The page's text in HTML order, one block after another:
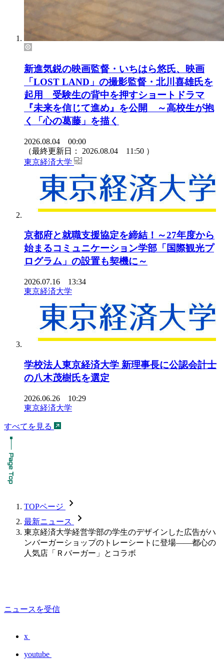
新進気鋭の映画監督・いちはら悠氏、映画
「LOST LAND」の撮影監督・北川喜雄氏を
起用 受験生の背中を押すショートドラマ
『未来を信じて進め』を公開 ～高校生が抱
く「心の葛藤」を描く
2026.08.04 00:00
（最終更新日： 2026.08.04 11:50 ）
東京経済大学
京都府と就職支援協定を締結！～27年度から
始まるコミュニケーション学部「国際観光プ
ログラム」の設置も契機に～
2026.07.16 13:34
東京経済大学
学校法人東京経済大学 新理事長に公認会計士
の八木茂樹氏を選定
2026.06.26 10:29
東京経済大学
すべてを見る
TOPページ chevron_forward
最新ニュース chevron_forward
東京経済大学経営学部の学生のデザインした広告がハ
ンバーガーショップのトレーシートに登場――都心の
人気店「Ｒバーガー」とコラボ
ニュースを受信
x
youtube